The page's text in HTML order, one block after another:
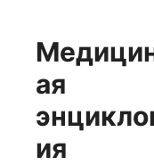
содержимому
ая
ия